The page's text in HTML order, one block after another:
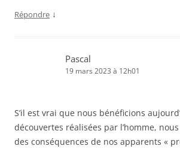
Répondre ↓
Pascal
19 mars 2023 à 12h01
S’il est vrai que nous bénéficions
découvertes réalisées par l’homme,
des conséquences de nos apparents «